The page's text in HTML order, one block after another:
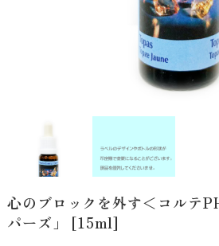
心のブロックを外す＜コルテ
パーズ」 [15ml]